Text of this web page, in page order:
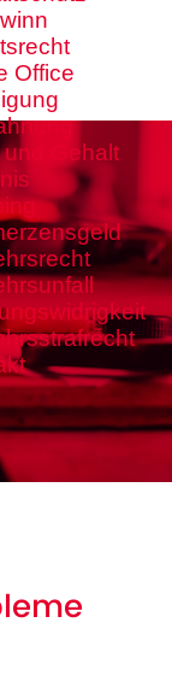
Office
Gehalt